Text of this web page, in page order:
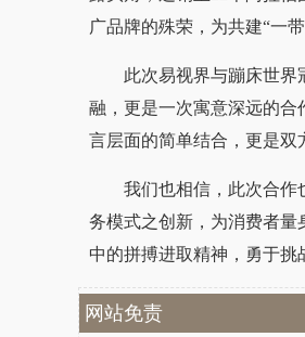
广品牌的殊荣，为共建“一
此次易视界与蹦床世界冠
融，更是一次寓意深远的合
言层面的简单结合，更是双
我们也相信，此次合作也
务模式之创新，为消费者
中的拼搏进取精神，勇于挑
网站免责